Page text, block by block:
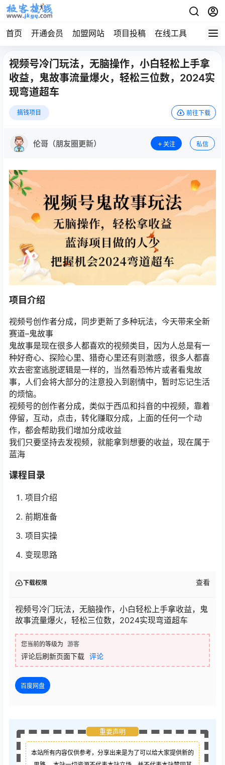
首页 开通会员 加盟网站 项目投稿 在线工具 地址发
视频号冷门玩法，无脑操作，小白轻松上手拿
收益，鬼故事流量爆火，轻松三位数，2024实
现弯道超车
搞钱项目 前往下载
伦哥（朋友圈更新） 关注 私信
项目介绍
视频号创作者分成，同步更新了多种玩法，今天带来全新
赛道–鬼故事
鬼故事是现在很多人都喜欢的视频类目，因为人总是有一
种好奇心、探险心里、猎奇心里还有则激感，很多人都喜
欢去密室逃脱逻辑是一样的，当然看恐怖片或者看鬼故
事，人们会将大部分的注意投入到剧情中，暂时忘记生活
的烦恼。
视频号的创作者分成，类似于西瓜和抖音的中视频，靠着
停留，互动，点击，转化赚取分成，上面的任何一个动
作，都会帮助我们增加分成收益
我们只要坚持去发视频，就能拿到想要的收益，现在属于
蓝海
课程目录
项目介绍
前期准备
项目实操
变现思路
下载权限 查看
视频号冷门玩法，无脑操作，小白轻松上手拿收益，鬼
故事流量爆火，轻松三位数，2024实现弯道超车
您当前的等级为 游客
评论后刷新页面下载 评论
百度网盘
重要声明
本站所有内容仅供参考，分享出来是为了可以给大家提供新的